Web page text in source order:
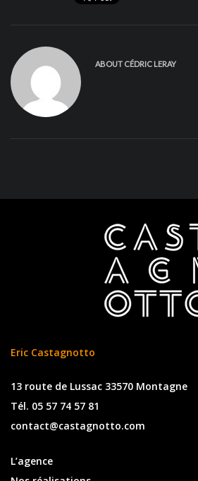
ABOUT CÉDRIC LERAY
Eric Castagnotto
13 route de Lussac 33570 Montagne
Tél. 05 57 74 57 81
contact@castagnotto.com
L’agence